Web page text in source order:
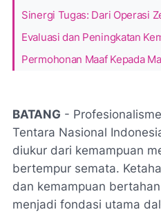
Sinergi Tugas: Dari Operasi
Evaluasi dan Peningkatan
Permohonan Maaf Kepada
BATANG -
Tentara Nasional
diukur dari kemampuan
bertempur semata.
dan kemampuan
menjadi fondasi utama